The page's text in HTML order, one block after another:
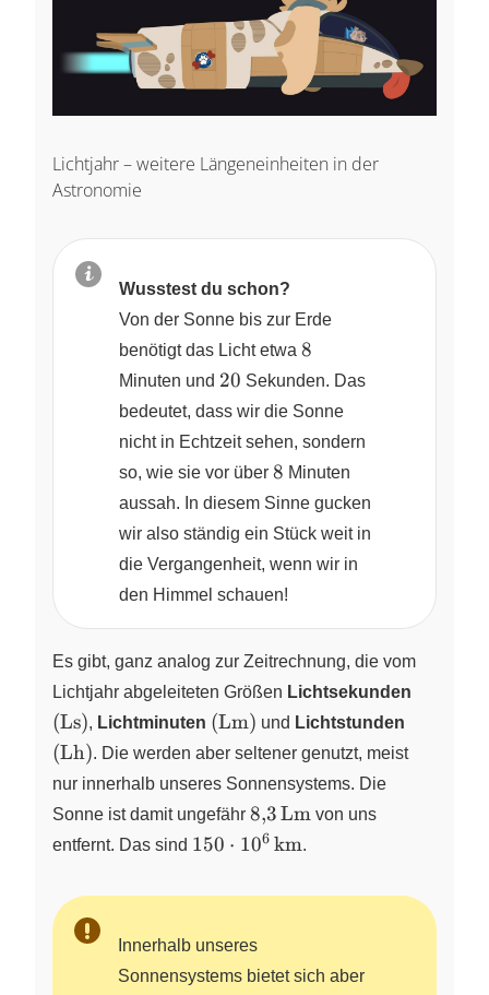
Lichtjahr – weitere Längeneinheiten in der
Astronomie
Wusstest du schon?
Von der Sonne bis zur Erde
benötigt das Licht etwa 8
8
Minuten und 20
20 Sekunden. Das
bedeutet, dass wir die Sonne
nicht in Echtzeit sehen, sondern
so, wie sie vor über 8
8 Minuten
aussah. In diesem Sinne gucken
wir also ständig ein Stück weit in
die Vergangenheit, wenn wir in
den Himmel schauen!
Es gibt, ganz analog zur Zeitrechnung, die vom
Lichtjahr abgeleiteten Größen Lichtsekunden
(Ls), Lichtminuten (\text{Lm})
(Lm) und Lichtstunden
(Lh). Die werden aber seltener genutzt, meist
nur innerhalb unseres Sonnensystems. Die
Sonne ist damit ungefähr 8{,}3\,\text{Lm}
8,3Lm von uns
entfernt. Das sind 150 \cdot
150 ⋅ 106 km.
Innerhalb unseres
Sonnensystems bietet sich aber